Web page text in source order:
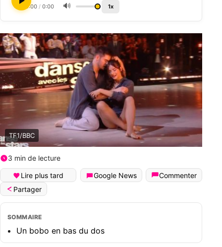
0:00 / 0:00 🔊 1x
TF1/BBC
3 min de lecture
Lire plus tard Google News
Commenter
Partager
SOMMAIRE
Un bobo en bas du dos